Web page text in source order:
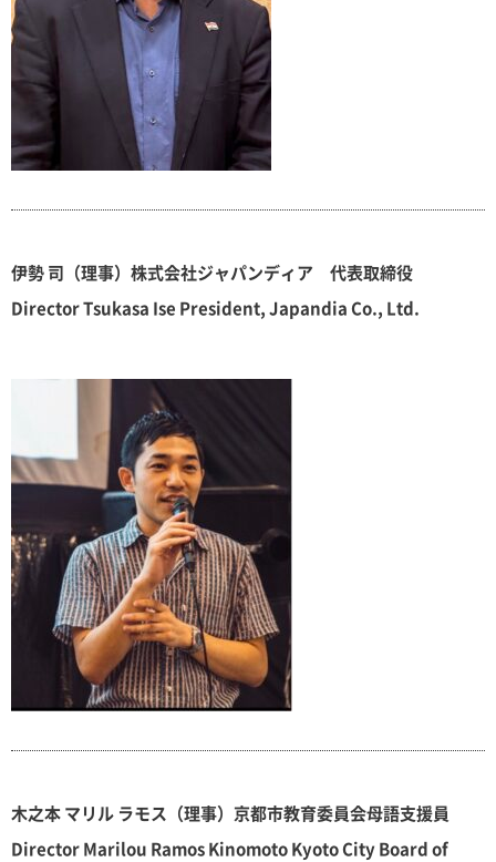
伊勢 司（理事）株式会社ジャパンディア 代表取締役
Director Tsukasa Ise President, Japandia Co., Ltd.
木之本 マリル ラモス（理事）京都市教育委員会母語支援員
Director Marilou Ramos Kinomoto Kyoto City Board of